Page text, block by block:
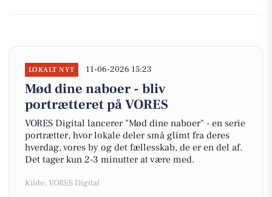
LOKALT NYT 11-06-2026 15:23
Mød dine naboer - bliv
portrætteret på VORES
VORES Digital lancerer "Mød dine naboer" - en serie
portrætter, hvor lokale deler små glimt fra deres
hverdag, vores by og det fællesskab, de er en del af.
Det tager kun 2-3 minutter at være med.
Kilde: VORES Digital